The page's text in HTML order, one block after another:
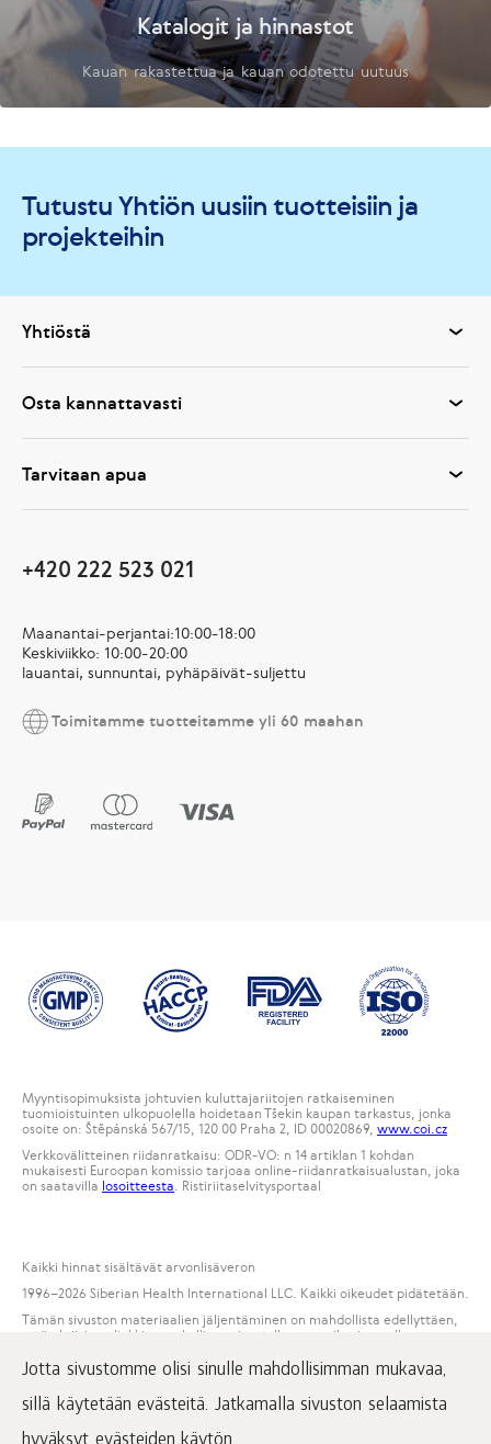
Jotta sivustomme olisi sinulle mahdollisimman mukavaa,
sillä käytetään evästeitä. Jatkamalla sivuston selaamista
Katalogit ja hinnastot
Kauan rakastettua ja kauan odotettu uutuus
Tutustu Yhtiön uusiin tuotteisiin ja
projekteihin
Yhtiöstä
Osta kannattavasti
Tarvitaan apua
+420 222 523 021
Maanantai-perjantai:10:00-18:00
Keskiviikko: 10:00-20:00
lauantai, sunnuntai, pyhäpäivät-suljettu
Toimitamme tuotteitamme yli 60 maahan
Myyntisopimuksista johtuvien kuluttajariitojen ratkaiseminen
tuomioistuinten ulkopuolella hoidetaan Tšekin kaupan tarkastus, jonka
osoite on: Štěpánská 567/15, 120 00 Praha 2, ID 00020869, www.coi.cz
Verkkovälitteinen riidanratkaisu: ODR-VO: n 14 artiklan 1 kohdan
mukaisesti Euroopan komissio tarjoaa online-riidanratkaisualustan, joka
on saatavilla losoitteesta. Ristiriitaselvitysportaal
Kaikki hinnat sisältävät arvonlisäveron
1996–2026 Siberian Health International LLC. Kaikki oikeudet pidätetään.
Tämän sivuston materiaalien jäljentäminen on mahdollista edellyttäen,
että aktiivinen linkki on pakollinen sivustolle www.siberianwellness.com.
Reklamaatio
Ostoehdot